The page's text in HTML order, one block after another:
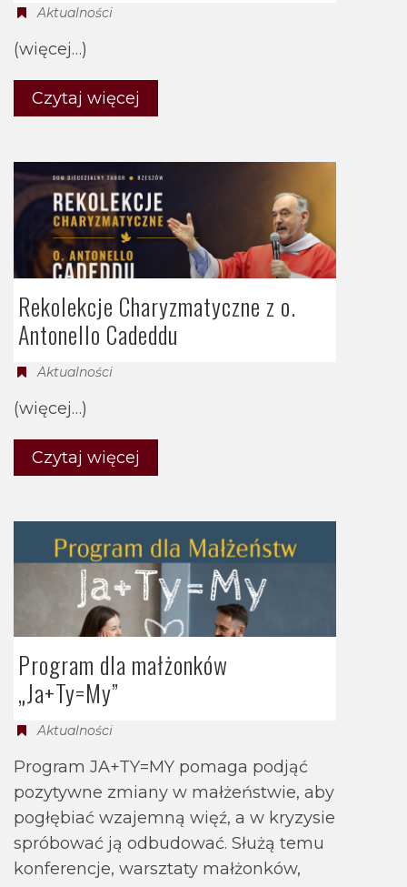
Aktualności
(więcej…)
Czytaj więcej
Rekolekcje Charyzmatyczne z o.
Antonello Cadeddu
Aktualności
(więcej…)
Czytaj więcej
Program dla małżonków
„Ja+Ty=My”
Aktualności
Program JA+TY=MY pomaga podjąć
pozytywne zmiany w małżeństwie, aby
pogłębiać wzajemną więź, a w kryzysie
spróbować ją odbudować. Służą temu
konferencje, warsztaty małżonków,